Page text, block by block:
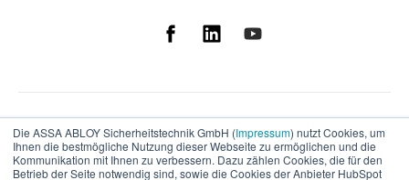
Die ASSA ABLOY Sicherheitstechnik GmbH (Impressum) nutzt Cookies, um
Ihnen die bestmögliche Nutzung dieser Webseite zu ermöglichen und die
Kommunikation mit Ihnen zu verbessern. Dazu zählen Cookies, die für den
Betrieb der Seite notwendig sind, sowie die Cookies der Anbieter HubSpot
Deutsch